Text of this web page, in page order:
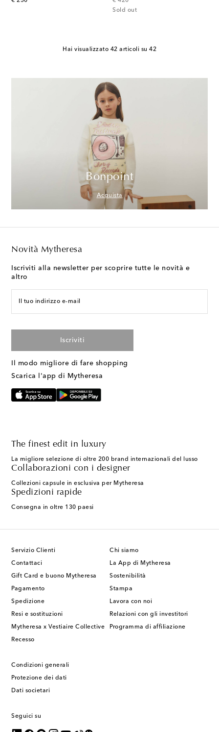
Sold out
Hai visualizzato 42 articoli su 42
Bonpoint
Acquista
Novità Mytheresa
Iscriviti alla newsletter per scoprire tutte le novità e
altro
Il tuo indirizzo e-mail
Iscriviti
Il modo migliore di fare shopping
Scarica l'app di Mytheresa
The finest edit in luxury
La migliore selezione di oltre 200 brand internazionali del lusso
Collaborazioni con i designer
Collezioni capsule in esclusiva per Mytheresa
Spedizioni rapide
Consegna in oltre 130 paesi
Servizio Clienti
Contattaci
Gift Card e buono Mytheresa
Pagamento
Spedizione
Resi e sostituzioni
Mytheresa x Vestiaire Collective
Recesso
Chi siamo
La App di Mytheresa
Sostenibilità
Stampa
Lavora con noi
Relazioni con gli investitori
Programma di affiliazione
Condizioni generali
Protezione dei dati
Dati societari
Seguici su